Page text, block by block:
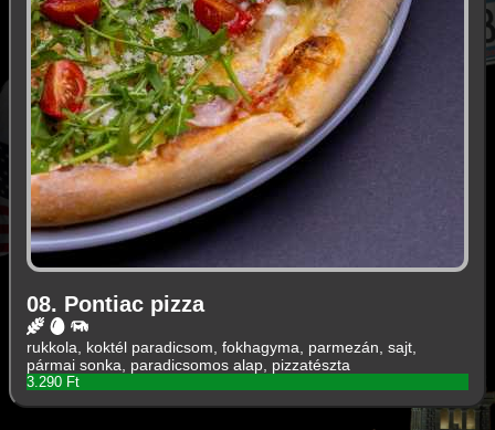
08. Pontiac pizza
rukkola, koktél paradicsom, fokhagyma, parmezán, sajt,
pármai sonka, paradicsomos alap, pizzatészta
3.290 Ft